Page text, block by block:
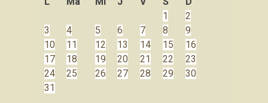
1
2
3
4 5 6 7 8
9
10
11 12 13 14 15
16
17
18 19 20 21 22
23
24
25 26 27 28 29
30
31